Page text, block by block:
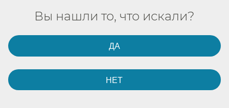
Вы нашли то, что искали?​​
ДА​​
НЕТ​​